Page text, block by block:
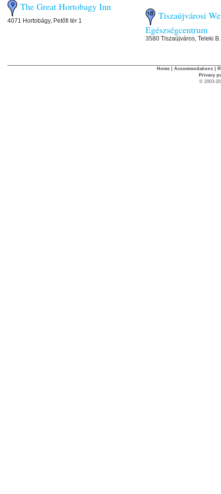
The Great Hortobagy Inn
4071 Hortobágy, Petőfi tér 1
Tiszaújvárosi
Egészségcentrum
3580 Tiszaújváros, Teleki
Home Accommodations
Privacy
© 2003-